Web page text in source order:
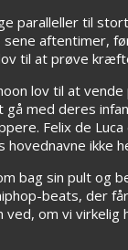
paralleller til
aftentimer,
til at prøve
lov til at
med deres
Felix de
ikke
bag sin pult
beats, der
om vi